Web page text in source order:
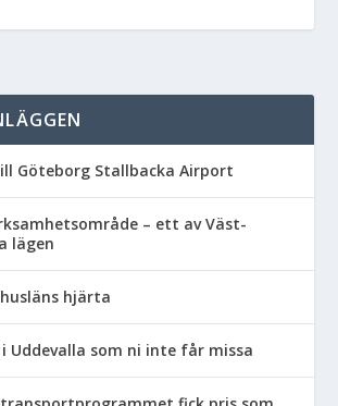
Göteborg Stallbacka Airport
– ett av Väst-
lägen
hjärta
Uddevalla som ni inte får missa